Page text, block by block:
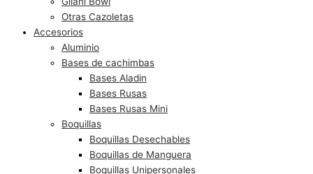
Otras Cazoletas
Accesorios
Aluminio
Bases de cachimbas
Bases Aladin
Bases Rusas
Bases Rusas Mini
Boquillas
Boquillas Desechables
Boquillas de Manguera
Boquillas Unipersonales